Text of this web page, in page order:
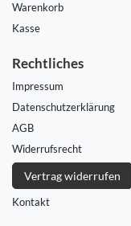
Warenkorb
Kasse
Rechtliches
Impressum
Daten­schutz­erklärung
AGB
Widerrufs­recht
Vertrag widerrufen
Kontakt